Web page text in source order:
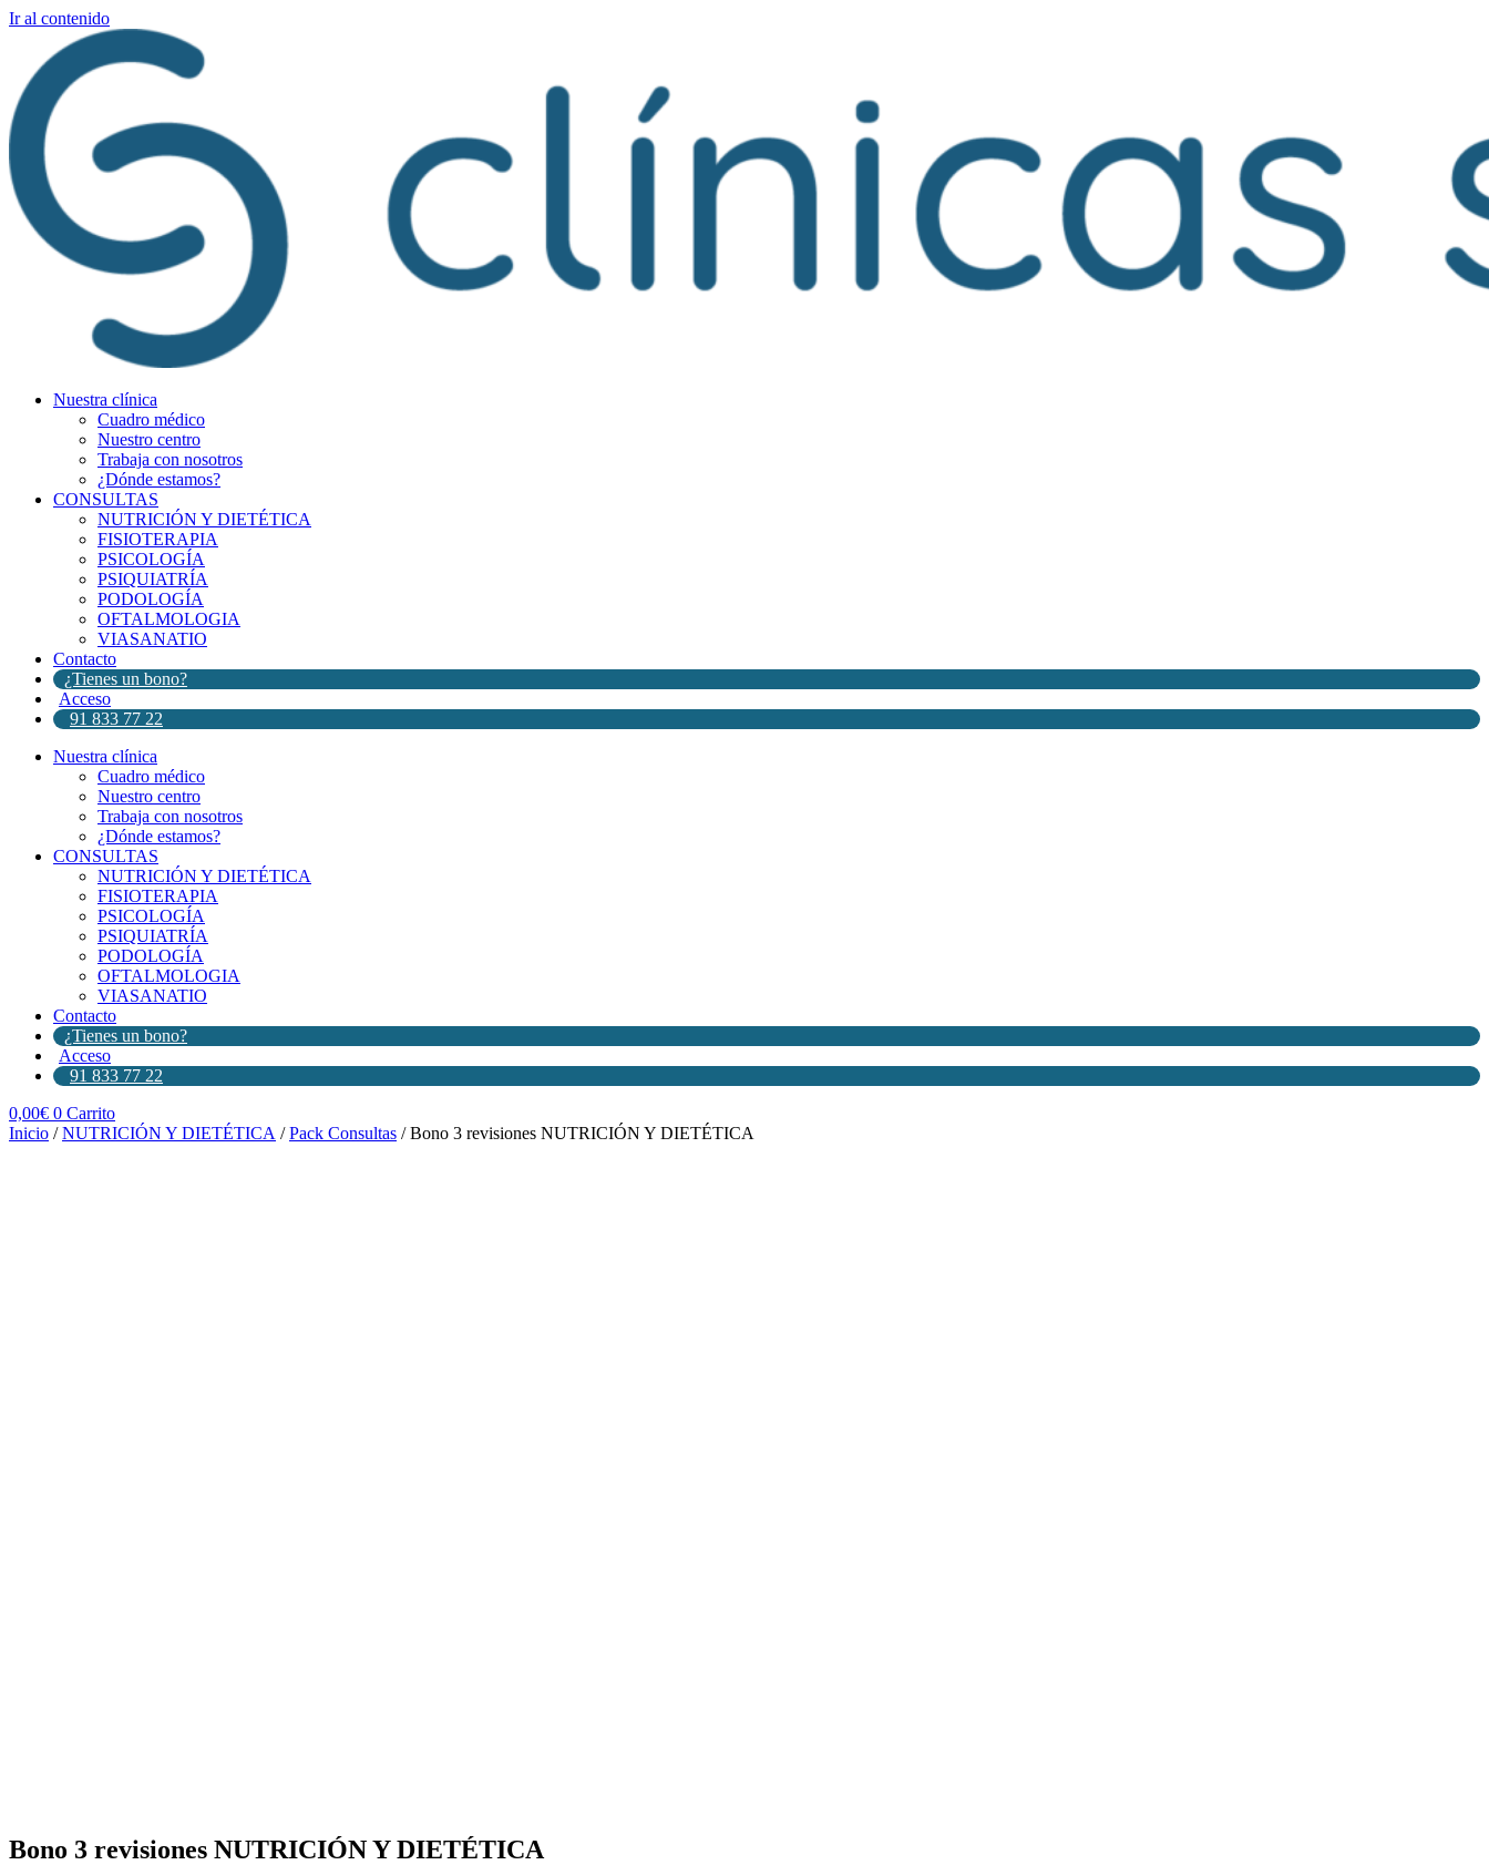
Ir al contenido
Nuestra clínica
Cuadro médico
Nuestro centro
Trabaja con nosotros
¿Dónde estamos?
CONSULTAS
NUTRICIÓN Y DIETÉTICA
FISIOTERAPIA
PSICOLOGÍA
PSIQUIATRÍA
PODOLOGÍA
OFTALMOLOGIA
VIASANATIO
Contacto
¿Tienes un bono?
Acceso
91 833 77 22
Nuestra clínica
Cuadro médico
Nuestro centro
Trabaja con nosotros
¿Dónde estamos?
CONSULTAS
NUTRICIÓN Y DIETÉTICA
FISIOTERAPIA
PSICOLOGÍA
PSIQUIATRÍA
PODOLOGÍA
OFTALMOLOGIA
VIASANATIO
Contacto
¿Tienes un bono?
Acceso
91 833 77 22
0,00€ 0 Carrito
Inicio /NUTRICIÓN Y DIETÉTICA /Pack Consultas / Bono 3 revisiones NUTRICIÓN Y DIETÉTICA
Bono 3 revisiones NUTRICIÓN Y DIETÉTICA